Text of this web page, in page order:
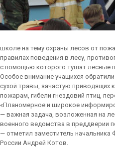
школе на тему охраны лесов от
правилах поведения в лесу,
с помощью которого тушат лесные
Особое внимание учащихся
сухой травы, зачастую
пожарам, гибели гнездовий птиц,
«Планомерное и широкое
— важная задача, возложенная на
военного ведомства в преддверии
— отметил заместитель
России Андрей Котов.